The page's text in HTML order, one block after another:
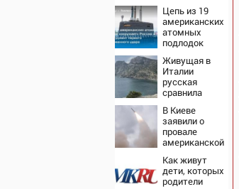
пенсионерам в
сентябре -
PrimaMedia.ru
Цепь из 19
американских
атомных
подлодок
Россию и
Китай: это
инструмент
первого
массированного
удара
Живущая в
Италии
русская
сравнила
Европе и в
Крыму
В Киеве
заявили о
провале
американской
«Убей
лучника»
против России
Как живут
дети, которых
родители